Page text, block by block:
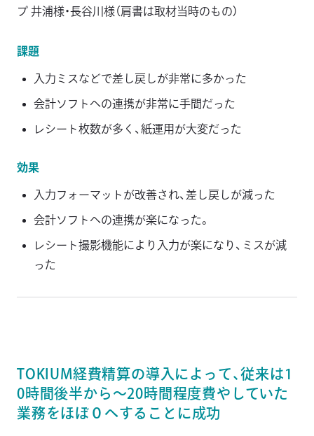
プ 井浦様・長谷川様（肩書は取材当時のもの）
課題
入力ミスなどで差し戻しが非常に多かった
会計ソフトへの連携が非常に手間だった
レシート枚数が多く、紙運用が大変だった
効果
入力フォーマットが改善され、差し戻しが減った
会計ソフトへの連携が楽になった。
レシート撮影機能により入力が楽になり、ミスが減
った
TOKIUM経費精算の導入によって、従来は1
0時間後半から～20時間程度費やしていた
業務をほぼ０へすることに成功